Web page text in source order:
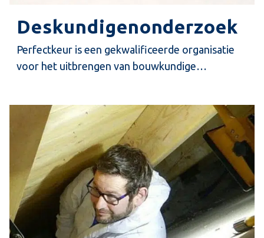
Deskundigenonderzoek
Perfectkeur is een gekwalificeerde organisatie
voor het uitbrengen van bouwkundige
enkele specialisten op dit gebied, die een ruime
ervaring hebben opgebouwd met betrekking tot
deze vorm van advies.